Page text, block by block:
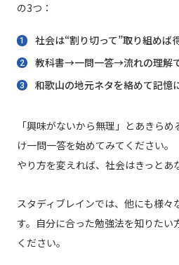
の3つ：
社会は“割り切って”取り組めば
教科書→一問一答→流れの理解
和歌山の地元ネタを絡めて記憶
「興味がないから無理」とあきら
け一問一答を始めてみてください。
やり方を変えれば、社会はきっとあ
スタディブレインでは、他にも様々
す。自分に合った勉強法を知りたい
ください。